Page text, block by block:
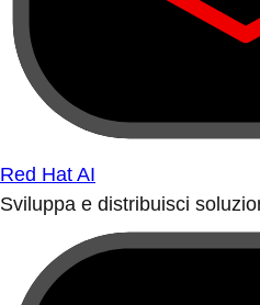
Red Hat AI
Sviluppa e distribuisci